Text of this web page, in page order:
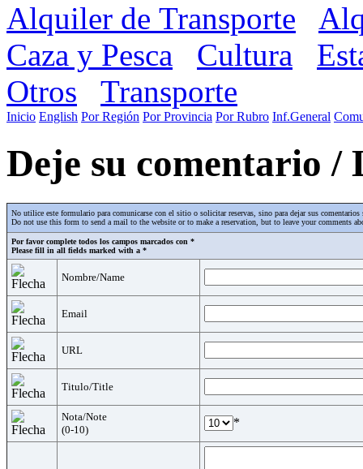
Alquiler de Transporte
Caza y Pesca
Cultura
Otros
Transporte
Inicio English Por Región Por Provincia Por Rubro Inf.General
Deje su comentario /
No utilice este formulario para comunicarse con el sitio o solicitar reservas, sino para dejar sus
Do not use this form to send a mail to the website or to make a reservation, but to leave your comments
Por favor complete todos los campos marcados con *
Please fill in all fields marked with a *
Nombre/Name
Email
URL
Titulo/Title
Nota/Note
(0-10)
*